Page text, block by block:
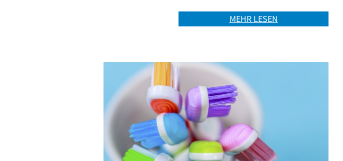
MEHR LESEN